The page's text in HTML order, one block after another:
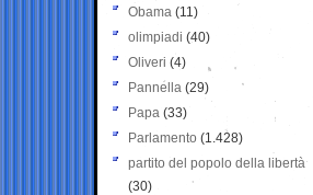
Obama (11)
olimpiadi (40)
Oliveri (4)
Pannella (29)
Papa (33)
Parlamento (1.428)
partito del popolo della libertà
(30)